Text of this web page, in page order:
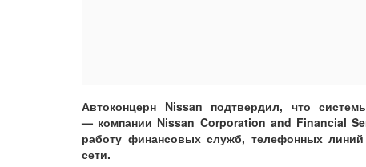
Автоконцерн Nissan подтвердил, что
— компании Nissan Corporation and Financial
работу финансовых служб, телефонных
сети.